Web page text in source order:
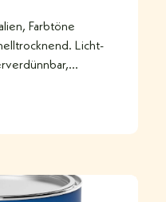
Farbtöne
Licht-
750 ml